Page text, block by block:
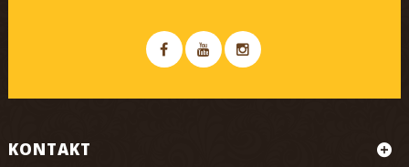
KONTAKT